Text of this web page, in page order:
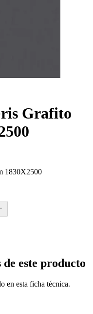
Grafito
1830X2500
este producto
en esta ficha técnica.